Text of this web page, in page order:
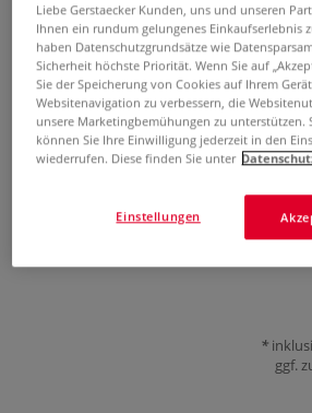
Butterer Stempel
Robuster Butterer Stempel mit idealer
ggf.
Liebe Gerstaecker Kunden, uns und unseren
Ihnen ein rundum gelungenes Einkaufserlebnis
haben Datenschutzgrundsätze wie
Sicherheit höchste Priorität. Wenn Sie auf
Sie der Speicherung von Cookies auf Ihrem
Websitenavigation zu verbessern, die
unsere Marketingbemühungen zu unterstützen.
können Sie Ihre Einwilligung jederzeit in den
wiederrufen. Diese finden Sie unter
Einstellungen